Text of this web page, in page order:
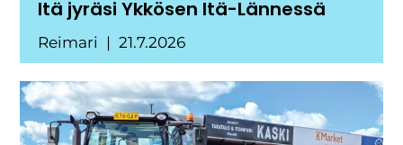
Itä jyräsi Ykkösen Itä-Lännessä
Reimari 21.7.2026